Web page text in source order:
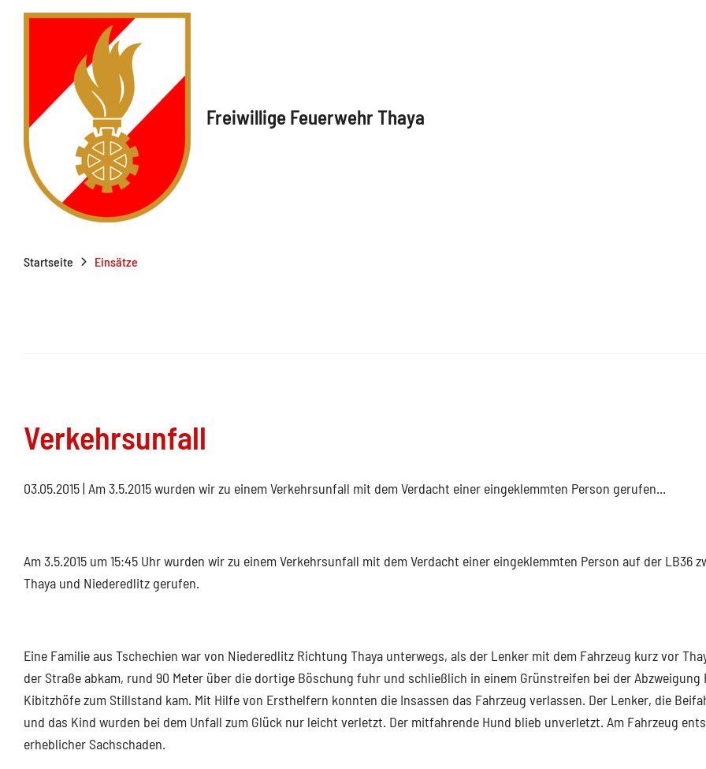
Freiwillige Feuerwehr Thaya
Startseite Einsätze
Verkehrsunfall
03.05.2015| Am 3.5.2015 wurden wir zu einem Verkehrsunfall mit dem Verdacht einer eingeklemmten Person gerufen...
Am 3.5.2015 um 15:45 Uhr wurden wir zu einem Verkehrsunfall mit dem Verdacht einer eingeklemmten Person auf der LB36
Thaya und Niederedlitz gerufen.
Eine Familie aus Tschechien war von Niederedlitz Richtung Thaya unterwegs, als der Lenker mit dem Fahrzeug kurz vor
der Straße abkam, rund 90 Meter über die dortige Böschung fuhr und schließlich in einem Grünstreifen bei der Abzweigung
Kibitzhöfe zum Stillstand kam. Mit Hilfe von Ersthelfern konnten die Insassen das Fahrzeug verlassen. Der Lenker, die
und das Kind wurden bei dem Unfall zum Glück nur leicht verletzt. Der mitfahrende Hund blieb unverletzt. Am Fahrzeug
erheblicher Sachschaden.